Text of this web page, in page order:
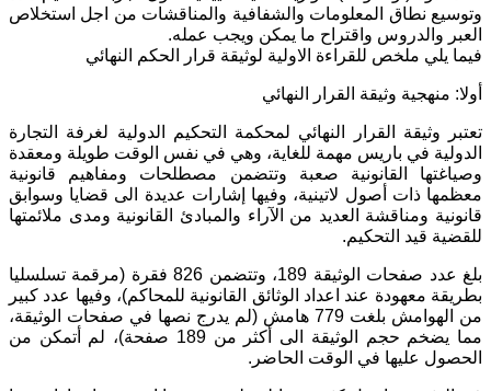
وتوسيع نطاق المعلومات والشفافية والمناقشات من اجل استخلاص
العبر والدروس واقتراح ما يمكن ويجب عمله.
فيما يلي ملخص للقراءة الاولية لوثيقة قرار الحكم النهائي
أولا: منهجية وثيقة القرار النهائي
تعتبر وثيقة القرار النهائي لمحكمة التحكيم الدولية لغرفة التجارة
الدولية في باريس مهمة للغاية، وهي في نفس الوقت طويلة ومعقدة
وصياغتها القانونية صعبة وتتضمن مصطلحات ومفاهيم قانونية
معظمها ذات أصول لاتينية، وفيها إشارات عديدة الى قضايا وسوابق
قانونية ومناقشة العديد من الآراء والمبادئ القانونية ومدى ملائمتها
للقضية قيد التحكيم.
بلغ عدد صفحات الوثيقة 189، وتتضمن 826 فقرة (مرقمة تسلسليا
بطريقة معهودة عند اعداد الوثائق القانونية للمحاكم)، وفيها عدد كبير
من الهوامش بلغت 779 هامش (لم يدرج نصها في صفحات الوثيقة،
مما يضخم حجم الوثيقة الى أكثر من 189 صفحة)، لم أتمكن من
الحصول عليها في الوقت الحاضر.